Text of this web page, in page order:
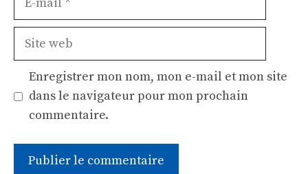
Site
Enregistrer mon nom, mon e-mail et mon site
dans le navigateur pour mon prochain
commentaire.